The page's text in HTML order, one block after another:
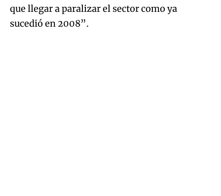
que llegar a paralizar el sector como ya
sucedió en 2008”.